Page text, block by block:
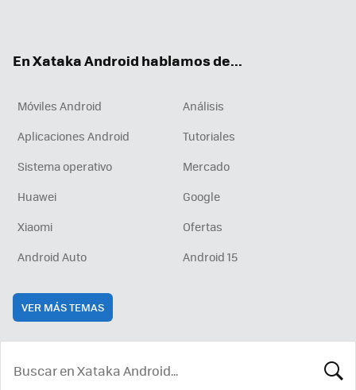
En Xataka Android hablamos de...
Móviles Android
Análisis
Aplicaciones Android
Tutoriales
Sistema operativo
Mercado
Huawei
Google
Xiaomi
Ofertas
Android Auto
Android 15
VER MÁS TEMAS